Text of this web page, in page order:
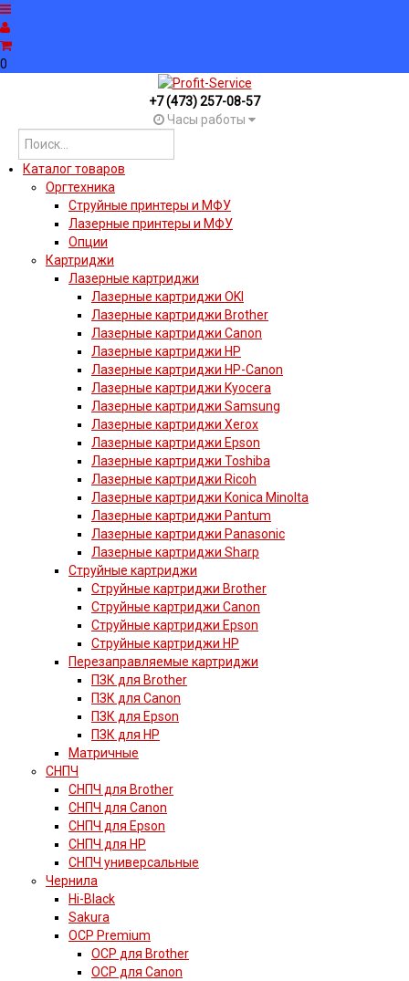
0
+7 (473) 257-08-57
Часы работы
Каталог товаров
Оргтехника
Струйные принтеры и МФУ
Лазерные принтеры и МФУ
Опции
Картриджи
Лазерные картриджи
Лазерные картриджи OKI
Лазерные картриджи Brother
Лазерные картриджи Canon
Лазерные картриджи HP
Лазерные картриджи HP-Canon
Лазерные картриджи Kyocera
Лазерные картриджи Samsung
Лазерные картриджи Xerox
Лазерные картриджи Epson
Лазерные картриджи Toshiba
Лазерные картриджи Ricoh
Лазерные картриджи Konica Minolta
Лазерные картриджи Pantum
Лазерные картриджи Panasonic
Лазерные картриджи Sharp
Струйные картриджи
Струйные картриджи Brother
Струйные картриджи Canon
Струйные картриджи Epson
Струйные картриджи HP
Перезаправляемые картриджи
ПЗК для Brother
ПЗК для Canon
ПЗК для Epson
ПЗК для HP
Матричные
СНПЧ
СНПЧ для Brother
СНПЧ для Canon
СНПЧ для Epson
СНПЧ для HP
СНПЧ универсальные
Чернила
Hi-Black
Sakura
OCP Premium
OCP для Brother
OCP для Canon